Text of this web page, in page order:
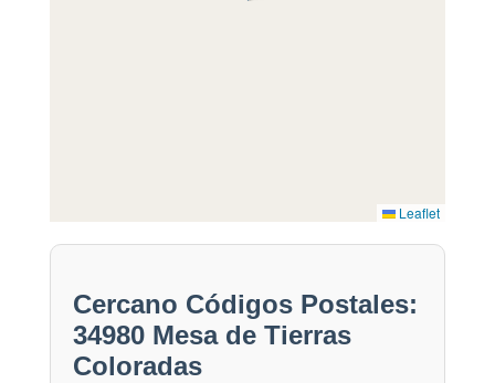
Leaflet
Cercano Códigos Postales:
34980 Mesa de Tierras
Coloradas